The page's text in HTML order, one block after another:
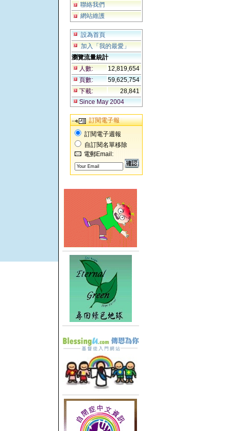
聯絡我們
網站維護
設為首頁
加入「我的最愛」
瀏覽流量統計
人數:
12,819,654
頁數:
59,625,754
下載:
28,841
Since May 2004
訂閱電子報
訂閱電子週報
自訂閱名單移除
電郵Email: